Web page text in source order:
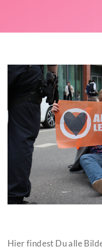
Hier findest Du alle